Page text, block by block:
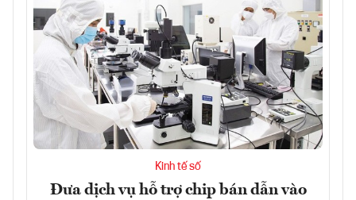
Kinh tế số
Đưa dịch vụ hỗ trợ chip bán dẫn vào